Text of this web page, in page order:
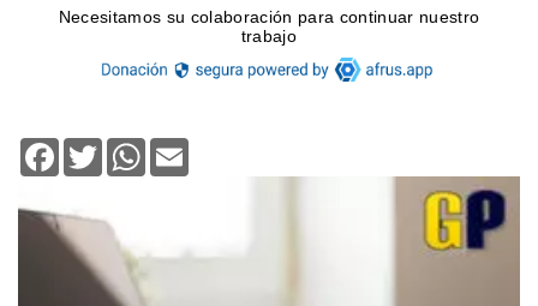
Facebook
TwitterWhatsApp